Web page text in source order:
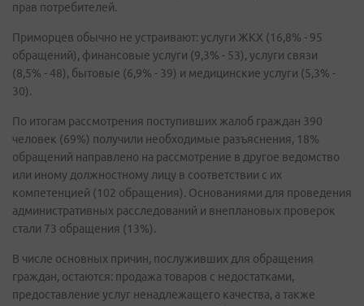
прав потребителей.
Приморцев обычно не устраивают: услуги ЖКХ (16,8% - 95
обращений), финансовые услуги (9,3% - 53), услуги связи
(8,5% - 48), бытовые (6,9% - 39) и медицинские услуги (5,3% -
30).
По итогам рассмотрения поступивших жалоб граждан 390
человек (69%) получили необходимые разъяснения, 18%
обращений направлено на рассмотрение в другое ведомство
или иному должностному лицу в соответствии с их
компетенцией (102 обращения). Основаниями для проведения
административных расследований и внеплановых проверок
стали 73 обращения (13%).
В числе основных причин, послуживших для обращения
граждан, остаются: продажа товаров с недостатками,
предоставление услуг ненадлежащего качества, а также